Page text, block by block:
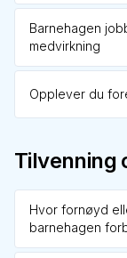
Barnehagen
medvirkning
Opplever du
Tilvenning
Hvor fornøyd
barnehagen